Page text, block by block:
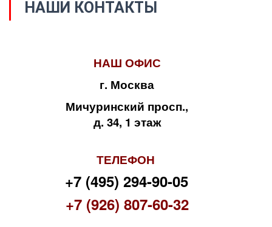
НАШИ КОНТАКТЫ
НАШ ОФИС
г. Москва
Мичуринский просп.,
д. 34, 1 этаж
ТЕЛЕФОН
+7 (495) 294-90-05
+7 (926) 807-60-32